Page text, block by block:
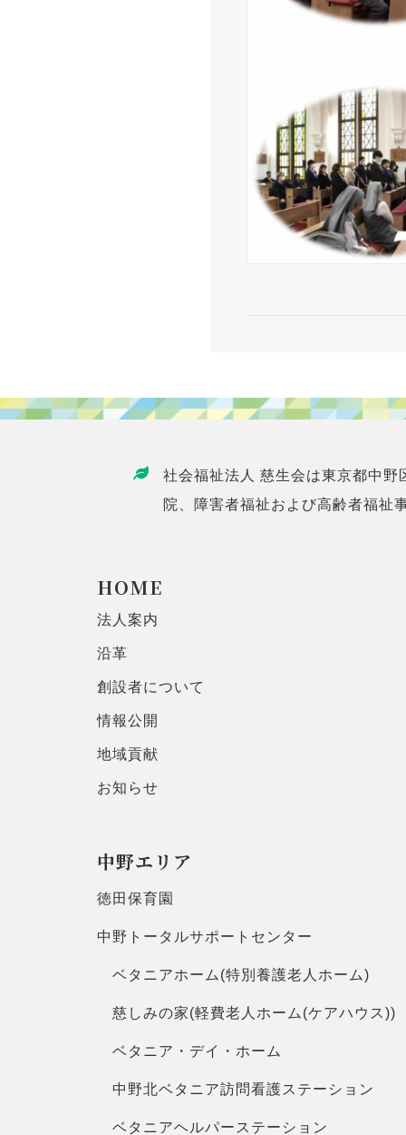
社会福祉法人 慈生会は東京都中
院、障害者福祉および高齢者福祉
HOME
法人案内
沿革
創設者について
情報公開
地域貢献
お知らせ
中野エリア
徳田保育園
中野トータルサポートセンター
ベタニアホーム(特別養護老人ホーム)
慈しみの家(軽費老人ホーム(ケアハウス))
ベタニア・デイ・ホーム
中野北ベタニア訪問看護ステーション
ベタニアヘルパーステーション